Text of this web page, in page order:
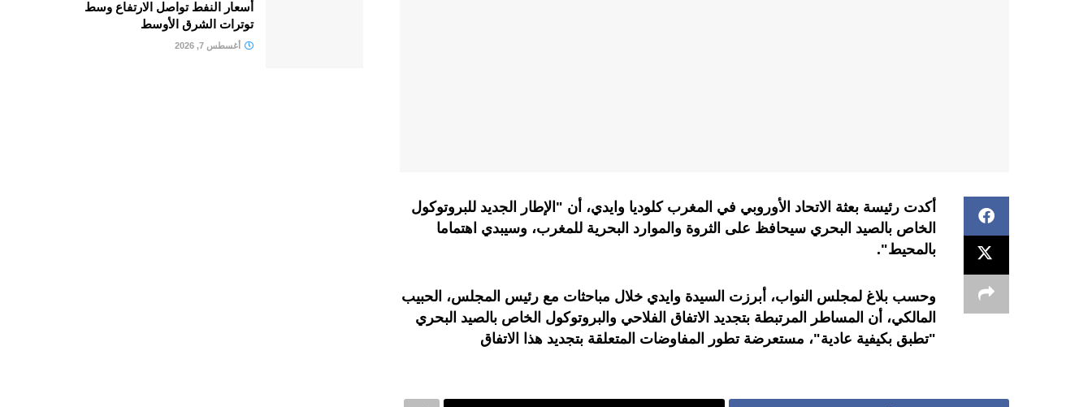
أكدت رئيسة بعثة الاتحاد الأوروبي في المغرب كلوديا وايدي، أن "الإطار الجديد للبروتوكول
الخاص بالصيد البحري سيحافظ على الثروة والموارد البحرية للمغرب، وسيبدي اهتماما
بالمحيط".
وحسب بلاغ لمجلس النواب، أبرزت السيدة وايدي خلال مباحثات مع رئيس المجلس، الحبيب
المالكي، أن المساطر المرتبطة بتجديد الاتفاق الفلاحي والبروتوكول الخاص بالصيد البحري
"تطبق بكيفية عادية"، مستعرضة تطور المفاوضات المتعلقة بتجديد هذا الاتفاق
أسعار النفط تواصل الارتفاع وسط
توترات الشرق الأوسط
أغسطس 7, 2026